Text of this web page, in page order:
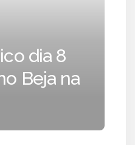
dia 8
Beja na